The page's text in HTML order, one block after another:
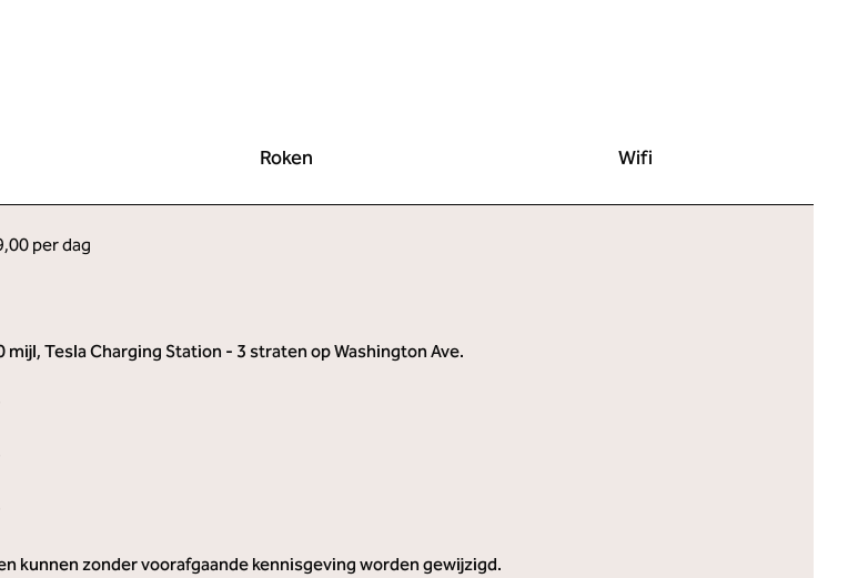
Roken Wifi
per dag
mijl, Tesla Charging Station - 3 straten op Washington Ave.
kunnen zonder voorafgaande kennisgeving worden gewijzigd.